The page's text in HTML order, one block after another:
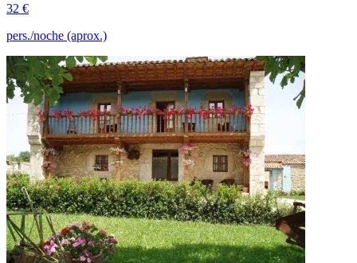
32 €
pers./noche (aprox.)